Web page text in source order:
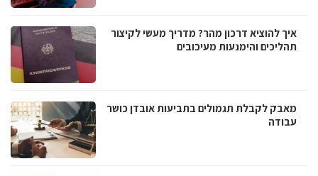
איך להוציא דרכון מהר? מדריך מעשי לקיצור
תהליכים והימנעות מעיכובים
מאבק לקבלת תגמולים בתביעות אובדן כושר
עבודה